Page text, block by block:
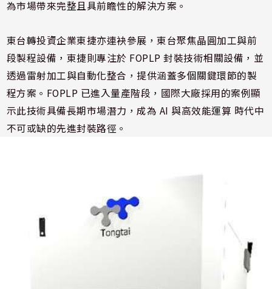
為市場帶來完整且具前瞻性的解決方案。
東台轉投資企業東捷亦連袂參展，東台聚焦晶圓加工與前
段製程設備，東捷則專注於 FOPLP 封裝技術相關設備，並
透過雷射加工與自動化整合，提供涵蓋多個關鍵環節的製
程方案。FOPLP 已進入量產階段，國際大廠採用的案例顯
示此技術具備長期市場潛力，成為 AI 與高效能運算 時代中
不可或缺的先進封裝路徑。